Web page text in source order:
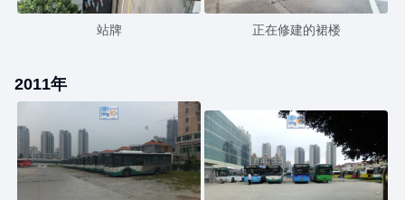
站牌 正在修建的裙楼
2011年